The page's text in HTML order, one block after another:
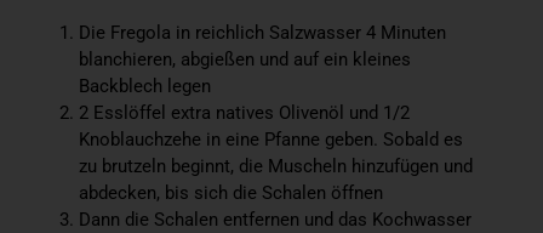
Die Fregola in reichlich Salzwasser 4 Minuten
blanchieren, abgießen und auf ein kleines
Backblech legen
2 Esslöffel extra natives Olivenöl und 1/2
Knoblauchzehe in eine Pfanne geben. Sobald es
zu brutzeln beginnt, die Muscheln hinzufügen und
abdecken, bis sich die Schalen öffnen
Dann die Schalen entfernen und das Kochwasser